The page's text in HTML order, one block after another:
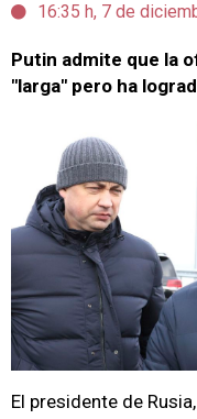
16:35 h, 7 de
Putin admite que la
"larga" pero ha
El presidente de